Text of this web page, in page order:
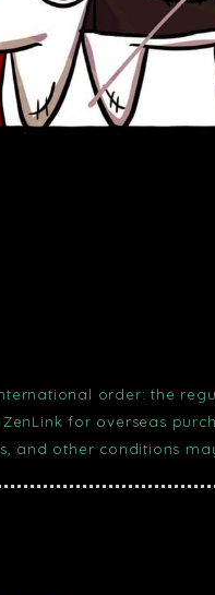
order: the
for overseas
and other conditions